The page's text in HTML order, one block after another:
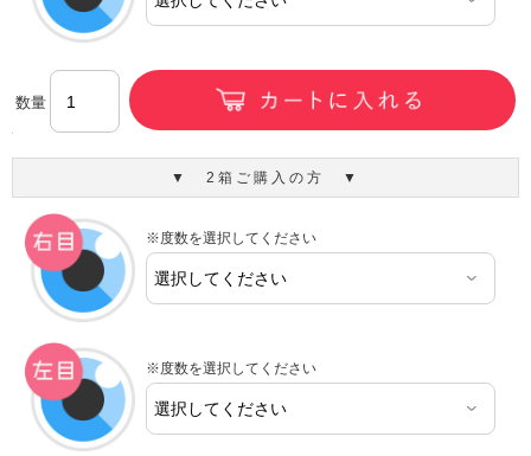
数量
▼ 2箱ご購入の方 ▼
※度数を選択してください
※度数を選択してください